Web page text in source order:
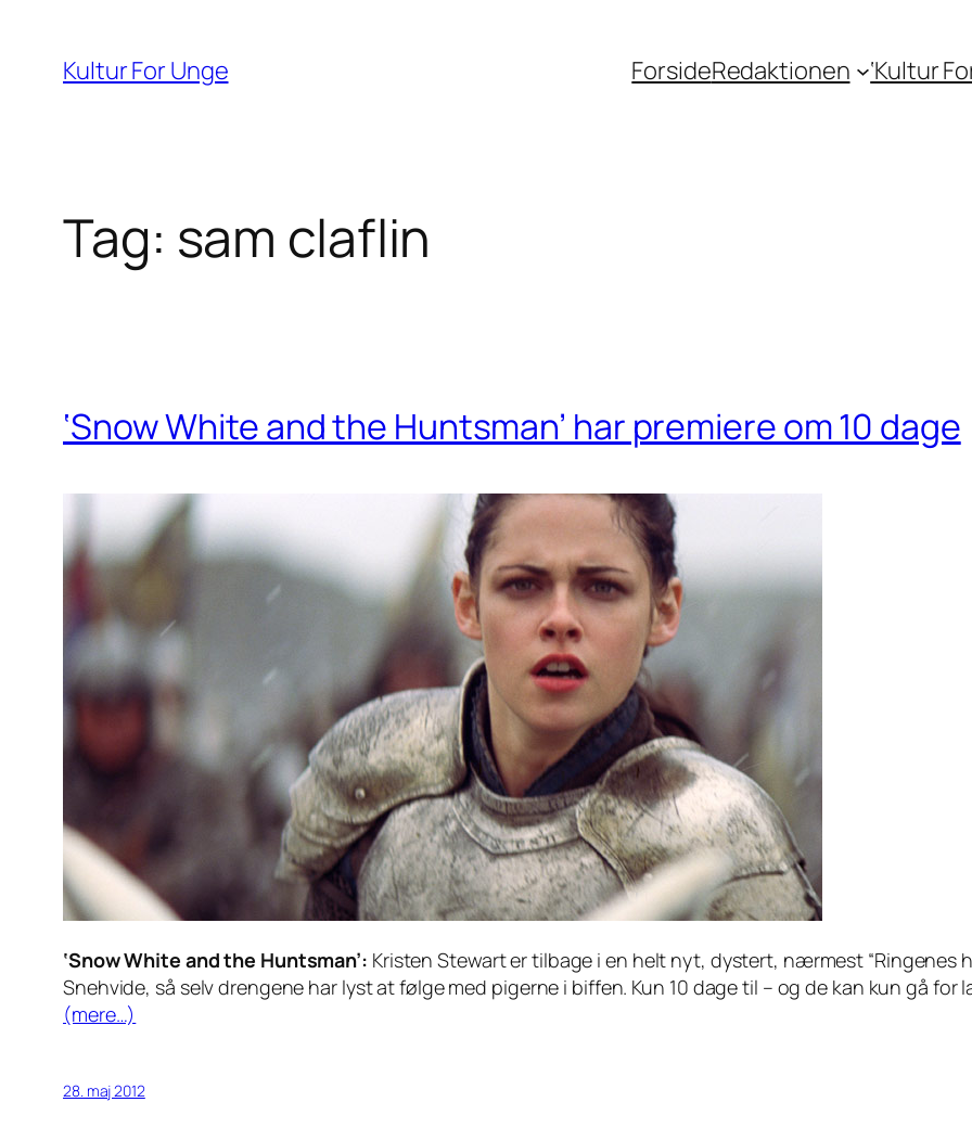
indhold
Kultur For Unge ForsideRedaktionen ‘Kultur
Tag: sam claflin
‘Snow White and the Huntsman’ har premiere om 10 dage
‘Snow White and the Huntsman’: Kristen Stewart er tilbage i en helt nyt, dystert, nærmest “Ringenes
Snehvide, så selv drengene har lyst at følge med pigerne i biffen. Kun 10 dage til – og de kan kun gå for
(mere…)
28. maj 2012